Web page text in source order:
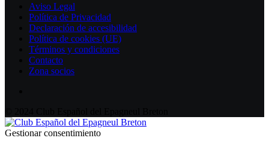
Aviso Legal
Política de Privacidad
Declaración de accesibilidad
Política de cookies (UE)
Términos y condiciones
Contacto
Zona socios
Gestionar consentimiento